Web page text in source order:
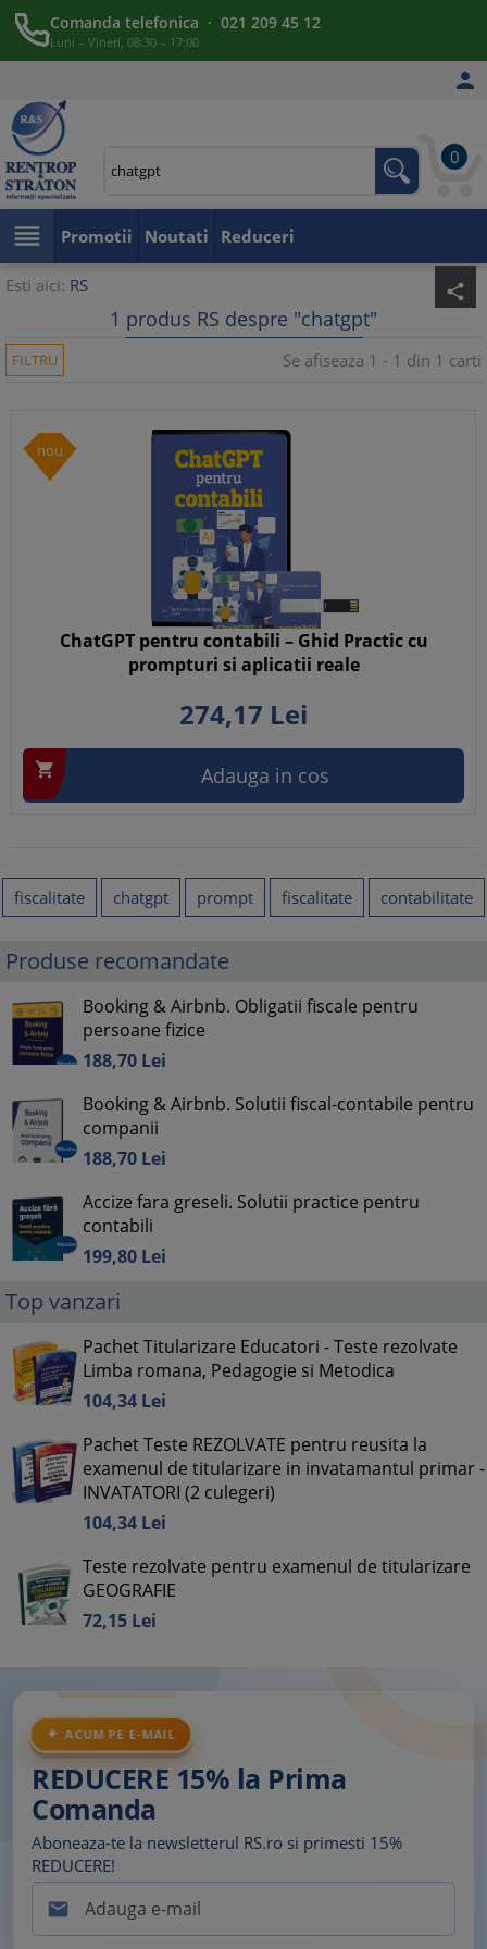
Comanda telefonica · 021 209 45 12
Luni – Vineri, 08:30 – 17:00

0
 Promotii Noutati Reduceri
Esti aici: RS share
1 produs RS despre "chatgpt"
FILTRU Se afiseaza 1 - 1 din 1 carti
nou
ChatGPT pentru contabili – Ghid Practic cu
prompturi si aplicatii reale
274,17 Lei
 Adauga in cos
fiscalitate chatgpt prompt fiscalitate contabilitate
Produse recomandate
Booking & Airbnb. Obligatii fiscale pentru
persoane fizice
188,70 Lei
Booking & Airbnb. Solutii fiscal-contabile pentru
companii
188,70 Lei
Accize fara greseli. Solutii practice pentru
contabili
199,80 Lei
Top vanzari
Pachet Titularizare Educatori - Teste rezolvate
Limba romana, Pedagogie si Metodica
104,34 Lei
Pachet Teste REZOLVATE pentru reusita la
examenul de titularizare in invatamantul primar -
INVATATORI (2 culegeri)
104,34 Lei
Teste rezolvate pentru examenul de titularizare
GEOGRAFIE
72,15 Lei
ACUM PE E-MAIL
REDUCERE 15% la Prima
Comanda
Aboneaza-te la newsletterul RS.ro si primesti 15%
REDUCERE!
